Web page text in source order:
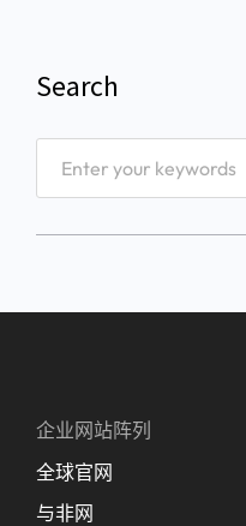
Search
企业网站阵列
全球官网
与非网